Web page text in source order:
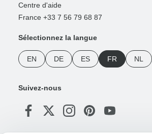
Centre d'aide
France +33 7 56 79 68 87
Sélectionnez la langue
EN DE ES FR NL
Suivez-nous